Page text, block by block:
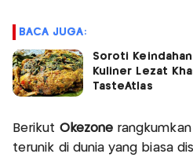
BACA JUGA:
Soroti
Kuliner Lezat
TasteAtlas
Berikut Okezonerangkumkan
terunik di dunia yang biasa